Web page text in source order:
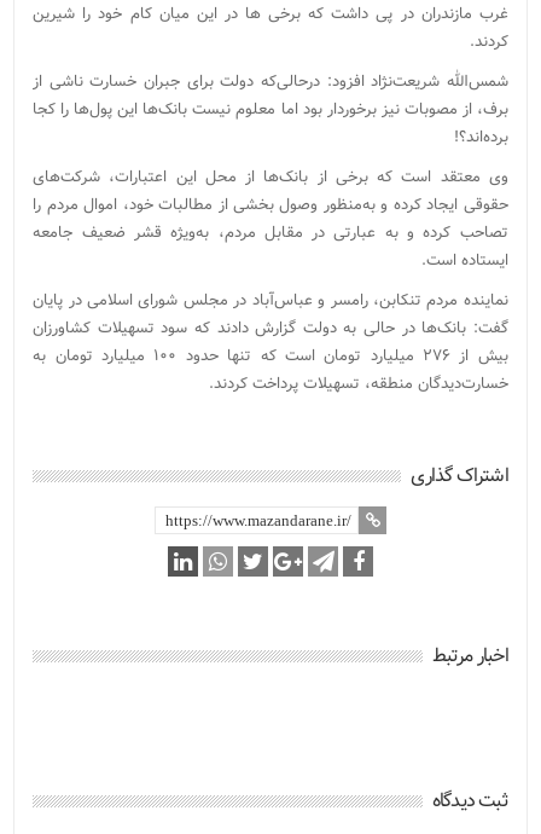
غرب مازندران در پی داشت که برخی ها در این میان کام خود را شیرین
کردند.
شمس‌الله شریعت‌نژاد افزود: درحالی‌که دولت برای جبران خسارت ناشی از
برف، از مصوبات نیز برخوردار بود اما معلوم نیست بانک‌ها این پول‌ها را کجا
برده‌اند؟!
وی معتقد است که برخی از بانک‌ها از محل این اعتبارات، شرکت‌های
حقوقی ایجاد کرده و به‌منظور وصول بخشی از مطالبات خود، اموال مردم را
تصاحب کرده و به عبارتی در مقابل مردم، به‌ویژه قشر ضعیف جامعه
ایستاده است.
نماینده مردم تنکابن، رامسر و عباس‌آباد در مجلس شورای اسلامی در پایان
گفت: بانک‌ها در حالی به دولت گزارش دادند که سود تسهیلات کشاورزان
بیش از ۲۷۶ میلیارد تومان است که تنها حدود ۱۰۰ میلیارد تومان به
خسارت‌دیدگان منطقه، تسهیلات پرداخت کردند.
اشتراک گذاری
اخبار مرتبط
ثبت دیدگاه